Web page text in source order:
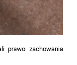
prawo zachowania